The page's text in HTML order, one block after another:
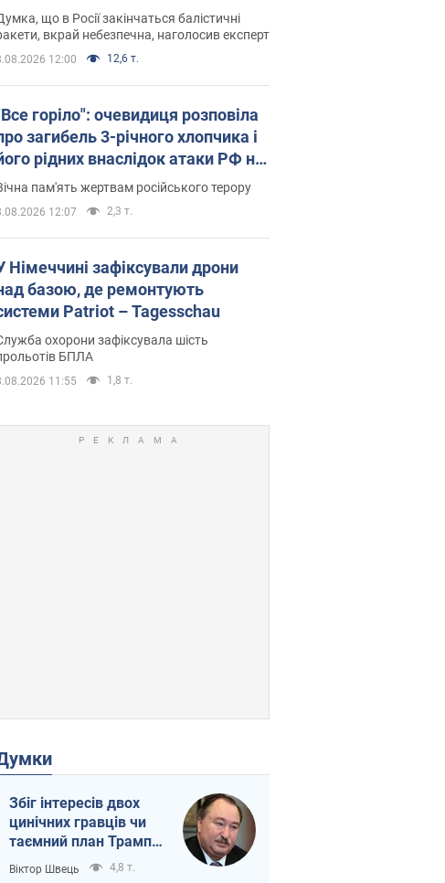
з Мельником
що в Росії закінчаться балістичні
вкрай небезпечна, наголосив експерт
12:00 12,6 т.
горіло": очевидиця розповіла
загибель 3-річного хлопчика і
рідних внаслідок атаки РФ на
Відео та фото
пам'ять жертвам російського терору
12:07 2,3 т.
Німеччині зафіксували дрони
базою, де ремонтують
Patriot – Tagesschau
охорони зафіксувала шість
БПЛА
11:55 1,8 т.
Думки
Збіг інтересів двох
цинічних гравців чи
таємний план Трампа
і Путіна?
Віктор Швець 4,8 т.